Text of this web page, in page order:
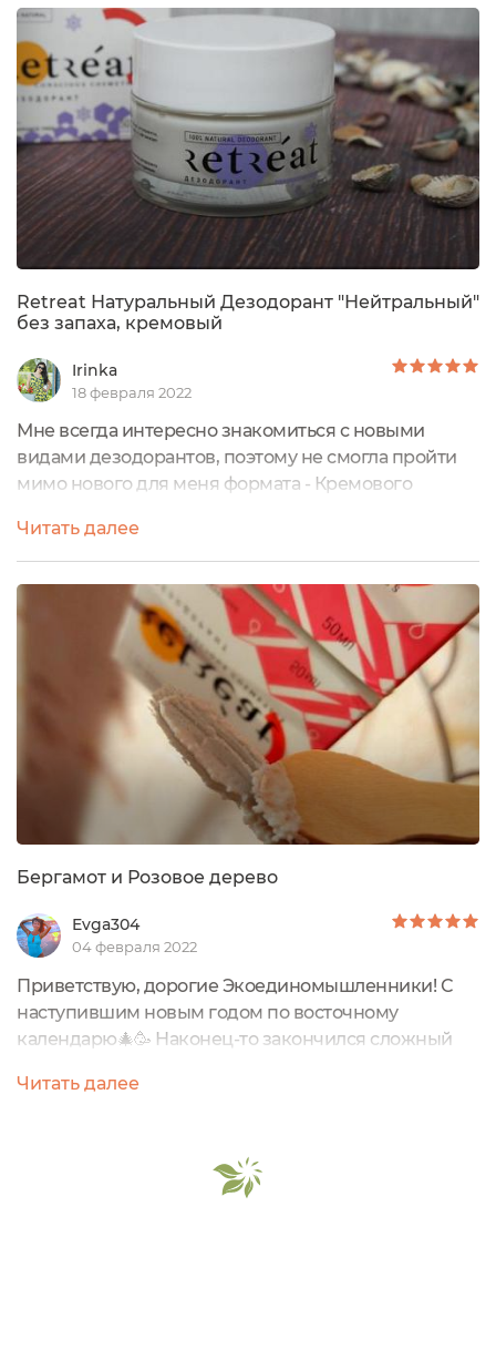
дезодорантам привела меня к знакомству с
брендом Retreat.Чем интересен дезодорант?
Содовый, а значит без алюмоквасцов.Не хочу
сказать, что алюмоквасцы –плохо,...
Retreat Натуральный Дезодорант "Нейтральный"
без запаха, кремовый
Irinka
18 февраля 2022
Мне всегда интересно знакомиться с новыми
видами дезодорантов, поэтому не смогла пройти
мимо нового для меня формата - Кремового
Retreat, решила взять без запаха.Дезодорант
находится в стеклянной баночке с
закручивающейся крышкой.Дополнительно она
упакована в картонную коробку.Объем баночки -
50 мл.С обратной стороны коробки представлена
подробная информация...
Читать далее
Бергамот и Розовое дерево
Evga304
04 февраля 2022
Приветствую, дорогие Экоединомышленники! С
наступившим новым годом по восточному
календарю🎄🥳 Наконец-то закончился сложный
Сегодня я расскажу вам о новом для меня бренде
Дезодорант располагается в картонной коробочке,
в которой вложен дез в стеклянной баночке...
Читать далее